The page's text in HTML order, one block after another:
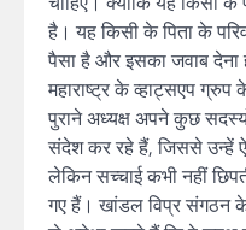
है। यह किसी के पिता के
पैसा है और इसका जवाब देना
महाराष्ट्र के व्हाट्सएप
पुराने अध्यक्ष अपने कुछ
संदेश कर रहे हैं, जिससे उन्हें
लेकिन सच्चाई कभी नहीं
गए हैं। खांडल विप्र संगठन